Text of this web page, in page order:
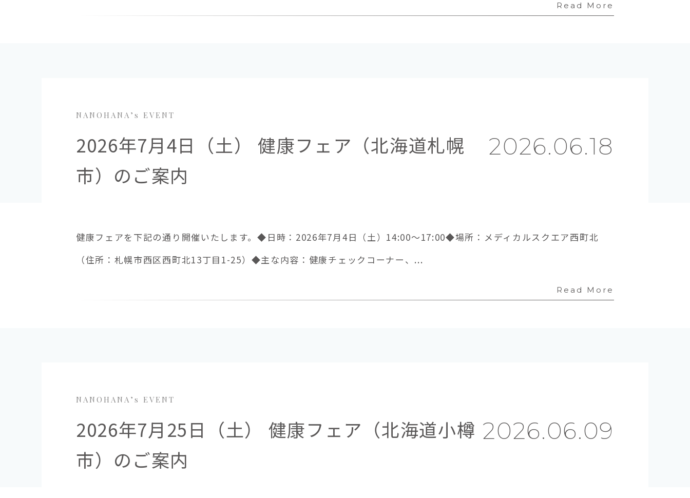
Read More
2026.06.18
NANOHANA’s EVENT
2026年7月4日（土） 健康フェア（北海道札幌
市）のご案内
健康フェアを下記の通り開催いたします。◆日時：2026年7月4日（土）14:00～17:00◆場所：メディカルスクエア西町北
（住所：札幌市西区西町北13丁目1-25）◆主な内容：健康チェックコーナー、...
Read More
2026.06.09
NANOHANA’s EVENT
2026年7月25日（土） 健康フェア（北海道小樽
市）のご案内